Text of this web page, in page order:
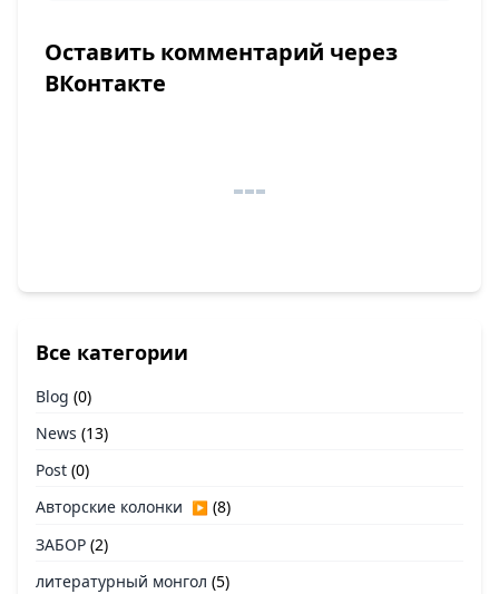
Оставить комментарий через
ВКонтакте
Все категории
Blog (0)
News (13)
Post (0)
Авторские колонки
▶ (8)
ЗАБОР (2)
литературный монгол (5)